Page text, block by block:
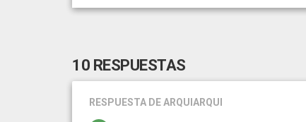
10 RESPUESTAS
RESPUESTA DE ARQUIARQUI